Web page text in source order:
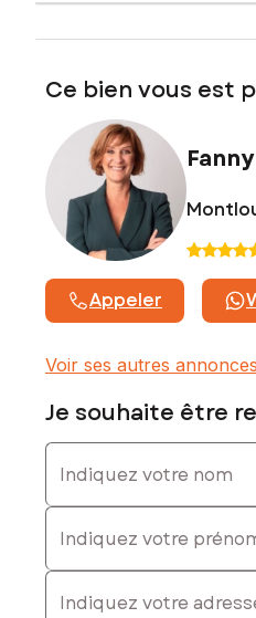
0675709813, E-mail :
Ce bien vous est
Appeler
Voir ses autres annonces
Je souhaite être
Indiquez votre nom
Indiquez votre prénom
E-mail